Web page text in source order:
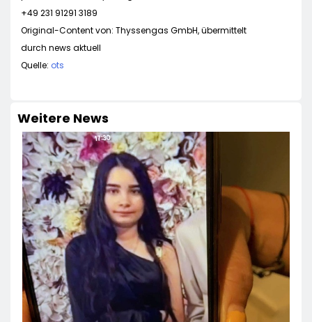
+49 231 91291 3189
Original-Content von: Thyssengas GmbH, übermittelt
durch news aktuell
Quelle: ots
Weitere News